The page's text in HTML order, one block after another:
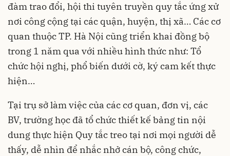
đàm trao đổi, hội thi tuyên truyền quy tắc ứng xử
nơi công cộng tại các quận, huyện, thị xã… Các cơ
quan thuộc TP. Hà Nội cũng triển khai đồng bộ
trong 1 năm qua với nhiều hình thức như: Tổ
chức hội nghị, phổ biến dưới cờ, ký cam kết thực
hiện…
Tại trụ sở làm việc của các cơ quan, đơn vị, các
BV, trường học đã tổ chức thiết kế bảng tin nội
dung thực hiện Quy tắc treo tại nơi mọi người dễ
thấy, dễ nhìn để nhắc nhở cán bộ, công chức,